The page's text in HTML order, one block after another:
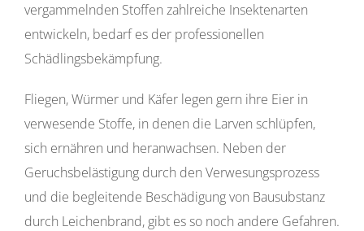
vergammelnden Stoffen zahlreiche Insektenarten
entwickeln, bedarf es der professionellen
Schädlingsbekämpfung.
Fliegen, Würmer und Käfer legen gern ihre Eier in
verwesende Stoffe, in denen die Larven schlüpfen,
sich ernähren und heranwachsen. Neben der
Geruchsbelästigung durch den Verwesungsprozess
und die begleitende Beschädigung von Bausubstanz
durch Leichenbrand, gibt es so noch andere Gefahren.